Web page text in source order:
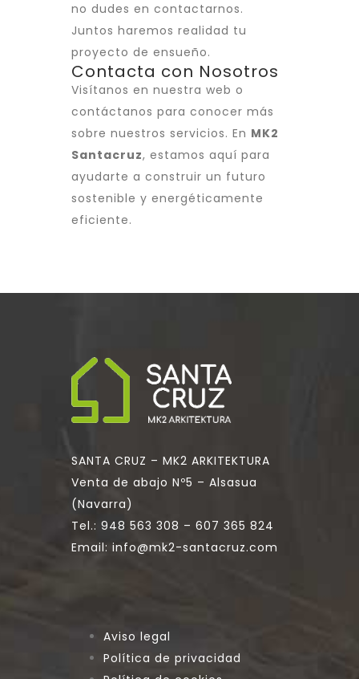
no dudes en contactarnos.
Juntos haremos realidad tu
proyecto de ensueño.
Contacta con Nosotros
Visítanos en nuestra web o
contáctanos para conocer más
sobre nuestros servicios. En MK2
Santacruz, estamos aquí para
ayudarte a construir un futuro
sostenible y energéticamente
eficiente.
SANTA CRUZ – MK2 ARKITEKTURA
Venta de abajo Nº5 – Alsasua
(Navarra)
Tel.: 948 563 308 – 607 365 824
Email: info@mk2-santacruz.com
Aviso legal
Política de privacidad